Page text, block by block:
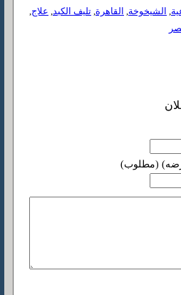
, الشيخوخة, القاهرة, تليف الكبد, علاج,
عرضه) (مطلوب)